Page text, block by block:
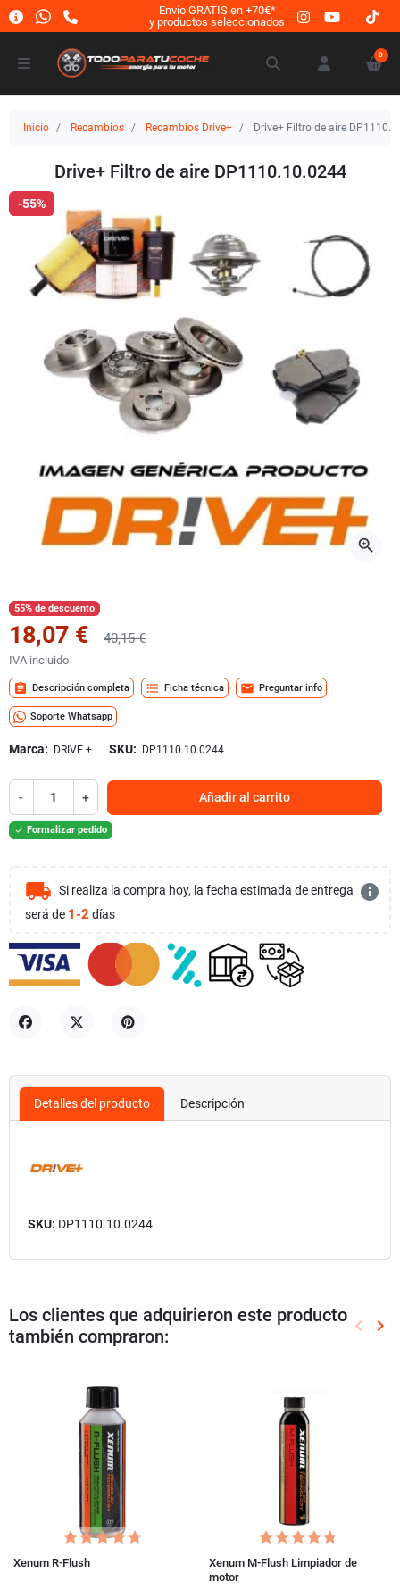
Envío GRATIS en +70€*
y productos seleccionados
0
Inicio Recambios Recambios Drive+ Drive+ Filtro de aire
Drive+ Filtro de aire DP1110.10.0244
-55%
zoom_in
55% de descuento
18,07 € 40,15 €
IVA incluido
assignment Descripción completa format_list_bulleted Ficha técnica mail Preguntar info
Soporte Whatsapp
Marca: DRIVE + SKU: DP1110.10.0244
- + Añadir al carrito
 Formalizar pedido
local_shipping Si realiza la compra hoy, la fecha estimada de entrega
será de 1-2 días
info
Detalles del producto Descripción
SKU: DP1110.10.0244
Los clientes que adquirieron este producto
también compraron:
keyboard_arrow_left keyboard_arrow_right
Xenum R-Flush
Xenum M-Flush Limpiador de
motor